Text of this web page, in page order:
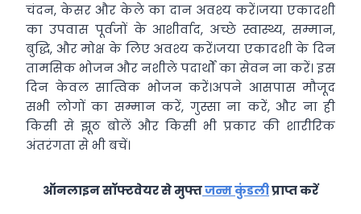
चंदन, केसर और केले का दान अवश्य करें।जया एकादशी
का उपवास पूर्वजों के आशीर्वाद, अच्छे स्वास्थ्य, सम्मान,
बुद्धि, और मोक्ष के लिए अवश्य करें।जया एकादशी के दिन
तामसिक भोजन और नशीले पदार्थों का सेवन ना करें। इस
दिन केवल सात्विक भोजन करें।अपने आसपास मौजूद
सभी लोगों का सम्मान करें, गुस्सा ना करें, और ना ही
किसी से झूठ बोलें और किसी भी प्रकार की शारीरिक
अंतरंगता से भी बचें।
ऑनलाइन सॉफ्टवेयर से मुफ्तजन्म कुंडलीप्राप्त करें